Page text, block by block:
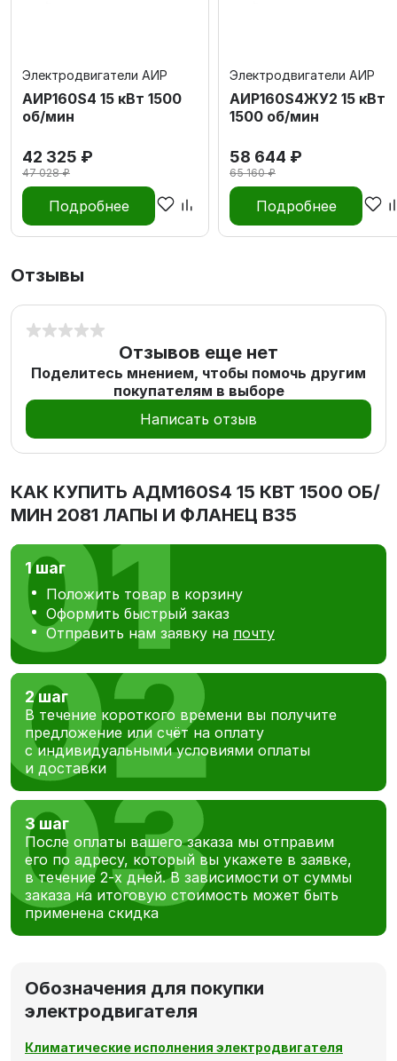
Электродвигатели АИР
АИР160S4 15 кВт 1500
об/мин
42 325 ₽
47 028 ₽
Подробнее
Электродвигатели АИР
АИР160S4ЖУ2 15 кВт
1500 об/мин
58 644 ₽
65 160 ₽
Подробнее
Отзывы
Отзывов еще нет
Поделитесь мнением, чтобы помочь другим
покупателям в выборе
Написать отзыв
КАК КУПИТЬ АДМ160S4 15 КВТ 1500 ОБ/
МИН 2081 ЛАПЫ И ФЛАНЕЦ В35
1 шаг
Положить товар в корзину
Оформить быстрый заказ
Отправить нам заявку на почту
2 шаг
В течение короткого времени вы получите
предложение или счёт на оплату
с индивидуальными условиями оплаты
и доставки
3 шаг
После оплаты вашего заказа мы отправим
его по адресу, который вы укажете в заявке,
в течение 2-х дней. В зависимости от суммы
заказа на итоговую стоимость может быть
применена скидка
Обозначения для покупки
электродвигателя
Климатические исполнения электродвигателя